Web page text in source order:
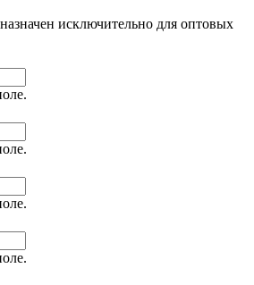
исключительно для оптовых